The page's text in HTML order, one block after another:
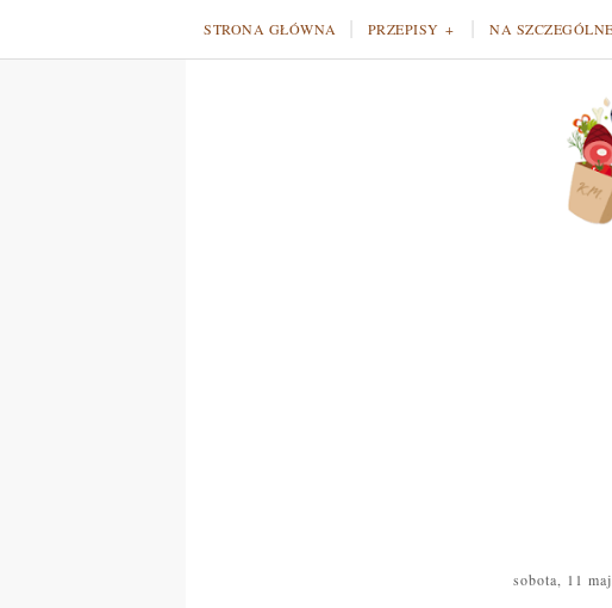
STRONA GŁÓWNA PRZEPISY NA
sobota, 11